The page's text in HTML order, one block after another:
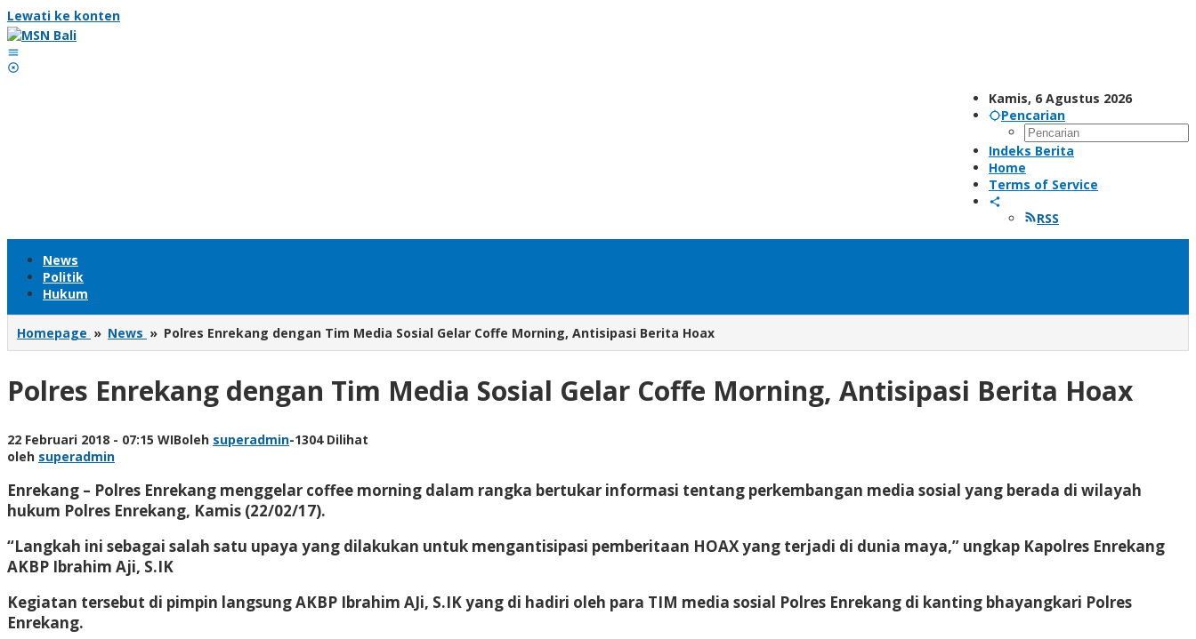
Lewati ke konten
Kamis, 6 Agustus 2026
Pencarian
Indeks Berita
Home
Terms of Service
RSS
News
Politik
Hukum
Homepage » News » Polres Enrekang dengan Tim Media Sosial Gelar Coffe Morning, Antisipasi Berita Hoax
Polres Enrekang dengan Tim Media Sosial Gelar Coffe Morning, Antisipasi Berita Hoax
22 Februari 2018 - 07:15 WIBoleh superadmin-1304 Dilihat
oleh superadmin
Enrekang – Polres Enrekang menggelar coffee morning dalam rangka bertukar informasi tentang perkembangan media sosial yang berada di wilayah
hukum Polres Enrekang, Kamis (22/02/17).
“Langkah ini sebagai salah satu upaya yang dilakukan untuk mengantisipasi pemberitaan HOAX yang terjadi di dunia maya,” ungkap Kapolres Enrekang
AKBP Ibrahim Aji, S.IK
Kegiatan tersebut di pimpin langsung AKBP Ibrahim AJi, S.IK yang di hadiri oleh para TIM media sosial Polres Enrekang di kanting bhayangkari Polres
Enrekang.